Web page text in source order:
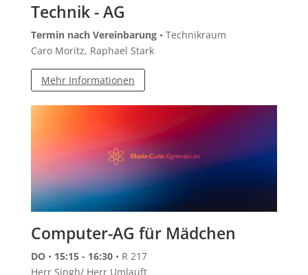
Technik - AG
Termin nach Vereinbarung• Technikraum
Caro Moritz, Raphael Stark
Mehr Informationen
Computer-AG für Mädchen
DO• 15:15 - 16:30• R 217
Herr Singh/ Herr Umlauft